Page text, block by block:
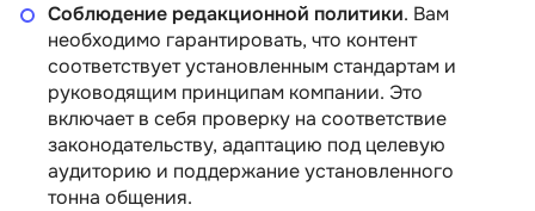
Соблюдение редакционной политики. Вам
необходимо гарантировать, что контент
соответствует установленным стандартам и
руководящим принципам компании. Это
включает в себя проверку на соответствие
законодательству, адаптацию под целевую
аудиторию и поддержание установленного
тонна общения.